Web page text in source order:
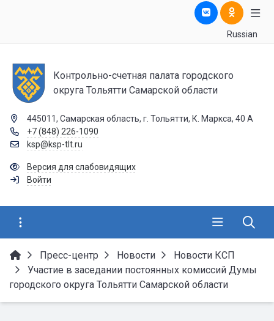
Russian
Контрольно-счетная палата городского
округа Тольятти Самарской области
445011, Самарская область, г. Тольятти, К. Маркса, 40 А
+7 (848) 226-1090
ksp@ksp-tlt.ru
Версия для слабовидящих
Войти
Пресс-центр Новости
Новости КСП
Участие в заседании постоянных комиссий Думы
городского округа Тольятти Самарской области